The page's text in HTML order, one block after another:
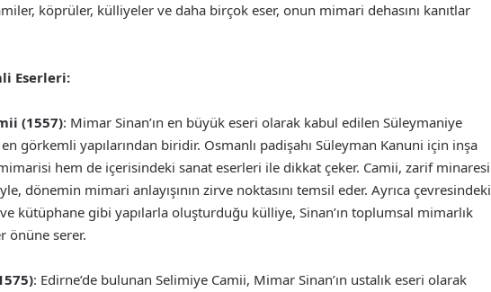
köprüler, külliyeler ve daha birçok eser, onun mimari dehasını kanıtlar
Eserleri:
(1557): Mimar Sinan’ın en büyük eseri olarak kabul edilen Süleymaniye
görkemli yapılarından biridir. Osmanlı padişahı Süleyman Kanuni için inşa
hem de içerisindeki sanat eserleri ile dikkat çeker. Camii, zarif minaresi
dönemin mimari anlayışının zirve noktasını temsil eder. Ayrıca çevresindeki
kütüphane gibi yapılarla oluşturduğu külliye, Sinan’ın toplumsal mimarlık
önüne serer.
: Edirne’de bulunan Selimiye Camii, Mimar Sinan’ın ustalık eseri olarak